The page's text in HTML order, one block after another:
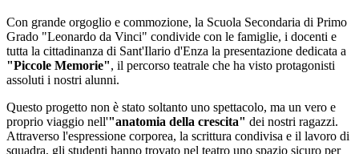
Con grande orgoglio e commozione, la Scuola Secondaria di Primo
Grado "Leonardo da Vinci" condivide con le famiglie, i docenti e
tutta la cittadinanza di Sant'Ilario d'Enza la presentazione dedicata a
"Piccole Memorie", il percorso teatrale che ha visto protagonisti
assoluti i nostri alunni.
Questo progetto non è stato soltanto uno spettacolo, ma un vero e
proprio viaggio nell'"anatomia della crescita" dei nostri ragazzi.
Attraverso l'espressione corporea, la scrittura condivisa e il lavoro di
squadra, gli studenti hanno trovato nel teatro uno spazio sicuro per